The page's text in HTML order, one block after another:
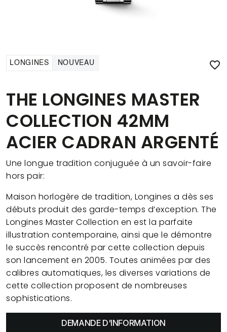
LONGINES NOUVEAU 
THE LONGINES MASTER
COLLECTION 42MM
ACIER CADRAN ARGENTÉ
Une longue tradition conjuguée à un savoir-faire
hors pair:
Maison horlogère de tradition, Longines a dès ses
débuts produit des garde-temps d’exception. The
Longines Master Collection en est la parfaite
illustration contemporaine, ainsi que le démontre
le succès rencontré par cette collection depuis
son lancement en 2005. Toutes animées par des
calibres automatiques, les diverses variations de
cette collection proposent de nombreuses
sophistications.
DEMANDE D'INFORMATION